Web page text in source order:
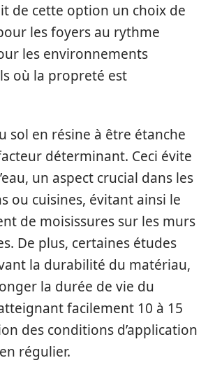
de cette option un choix de
les foyers au rythme
les environnements
où la propreté est
sol en résine à être étanche
déterminant. Ceci évite
un aspect crucial dans les
ou cuisines, évitant ainsi le
de moisissures sur les murs
De plus, certaines études
la durabilité du matériau,
la durée de vie du
facilement 10 à 15
des conditions d’application
régulier.